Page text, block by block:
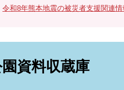
検
令和8年熊本地震の被災者支援関連
資料収蔵庫